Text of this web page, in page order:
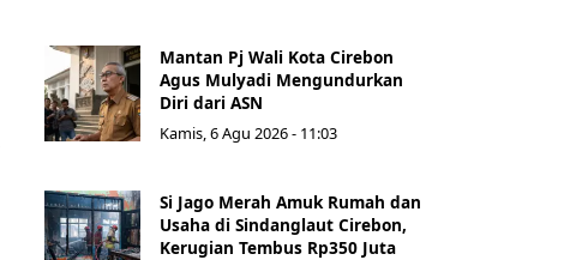
Mantan Pj Wali Kota Cirebon
Agus Mulyadi Mengundurkan
Diri dari ASN
Kamis, 6 Agu 2026 - 11:03
Si Jago Merah Amuk Rumah dan
Usaha di Sindanglaut Cirebon,
Kerugian Tembus Rp350 Juta